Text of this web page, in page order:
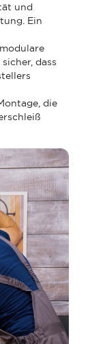
und
Ein
dass
die